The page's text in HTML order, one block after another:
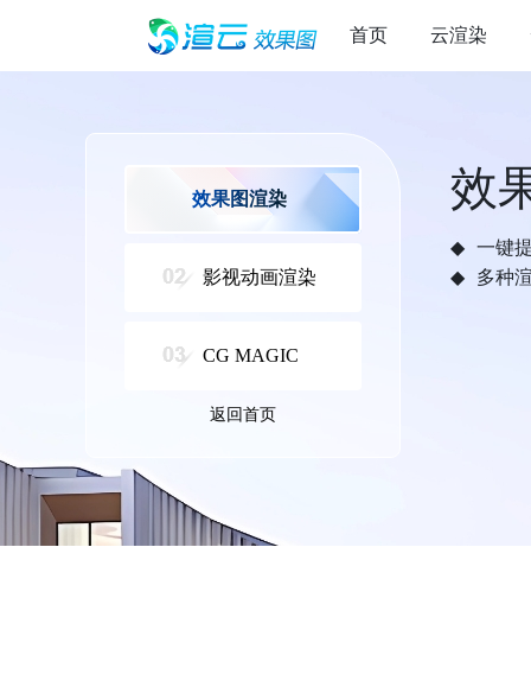
首页 云渲染
效果图渲染
影视动画渲染
CG MAGIC
返回首页
效
一键
多种